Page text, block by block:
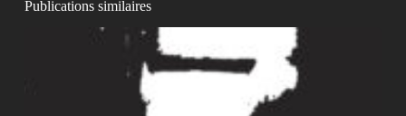
Publications similaires